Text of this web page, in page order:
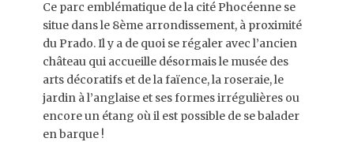
Ce parc emblématique de la cité Phocéenne se
situe dans le 8ème arrondissement, à proximité
du Prado. Il y a de quoi se régaler avec l’ancien
château qui accueille désormais le musée des
arts décoratifs et de la faïence, la roseraie, le
jardin à l’anglaise et ses formes irrégulières ou
encore un étang où il est possible de se balader
en barque !